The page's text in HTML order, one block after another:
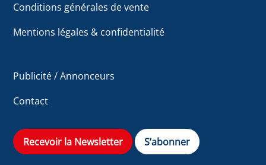
Conditions générales de vente
Mentions légales & confidentialité
Publicité / Annonceurs
Contact
Recevoir la Newsletter S’abonner